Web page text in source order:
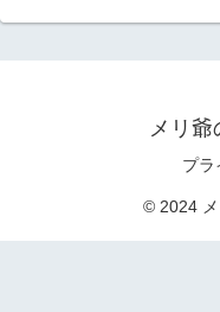
メリ
プラ
© 2024 メ